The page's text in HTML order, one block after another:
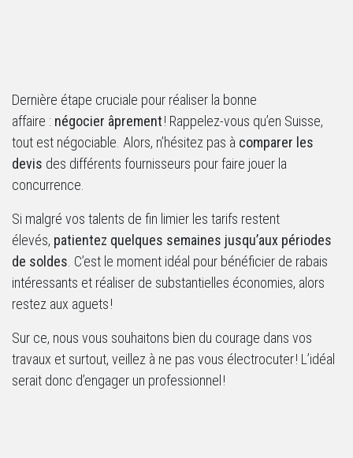
Dernière étape cruciale pour réaliser la bonne
affaire : négocier âprement! Rappelez-vous qu’en Suisse,
tout est négociable. Alors, n’hésitez pas à comparer les
devis des différents fournisseurs pour faire jouer la
concurrence.
Si malgré vos talents de fin limier les tarifs restent
élevés, patientez quelques semaines jusqu’aux périodes
de soldes. C’est le moment idéal pour bénéficier de rabais
intéressants et réaliser de substantielles économies, alors
restez aux aguets !
Sur ce, nous vous souhaitons bien du courage dans vos
travaux et surtout, veillez à ne pas vous électrocuter ! L’idéal
serait donc d’engager un professionnel !